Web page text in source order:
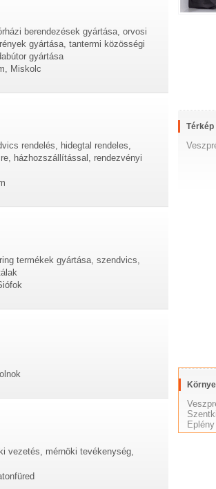
berendezések gyártása, orvosi
gyártása, tantermi közösségi
gyártása
Miskolc
rendelés, hidegtal rendeles,
házhozszállítással, rendezvényi
termékek gyártása, szendvics,
vezetés, mérnöki tevékenység,
Térkép
Eplény